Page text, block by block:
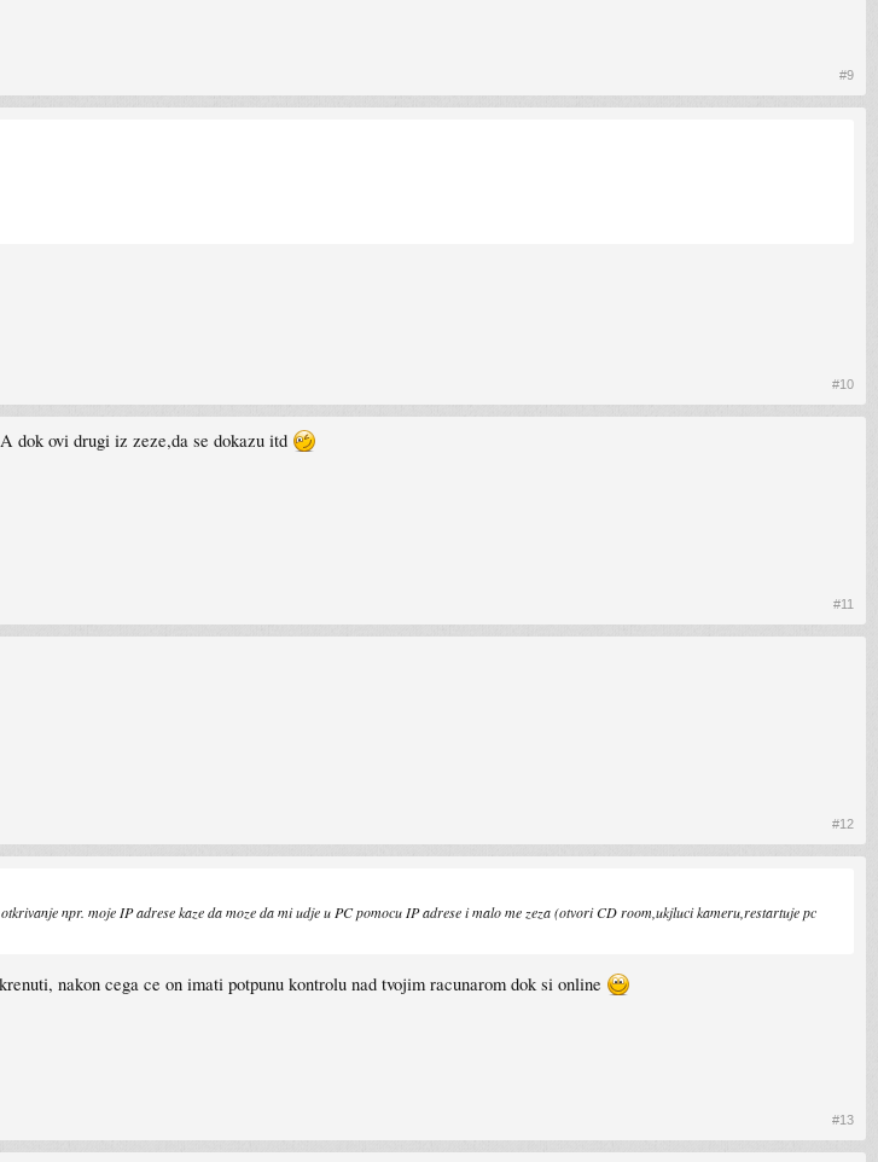
#9
#10
dok ovi drugi iz zeze,da se dokazu itd
#11
#12
npr. moje IP adrese kaze da moze da mi udje u PC pomocu IP adrese i malo me zeza (otvori CD room,ukjluci kameru,restartuje pc
nakon cega ce on imati potpunu kontrolu nad tvojim racunarom dok si online
#13